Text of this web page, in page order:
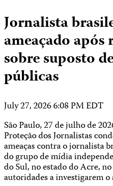
Jornalista
ameaçado
sobre suposto
públicas
July 27, 2026 6:08 PM EDT
São Paulo, 27 de julho de
Proteção dos Jornalistas
ameaças contra o jornalista
do grupo de mídia
do Sul, no estado do Acre,
autoridades a investigarem